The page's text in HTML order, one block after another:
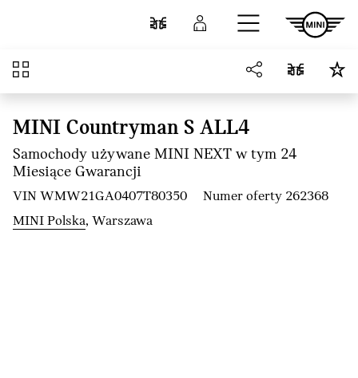
Przejdź do głównej treści
Porównaj Zaloguj się
Przegląd
MINI Countryman S ALL4
Samochody używane MINI NEXT w tym 24
Miesiące Gwarancji
VIN WMW21GA0407T80350
Numer oferty 262368
MINI Polska, Warszawa